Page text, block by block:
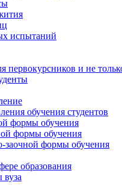
испытаний
первокурсников и не
обучения студентов
формы обучения
формы обучения
заочной формы обучения
образования
вуза